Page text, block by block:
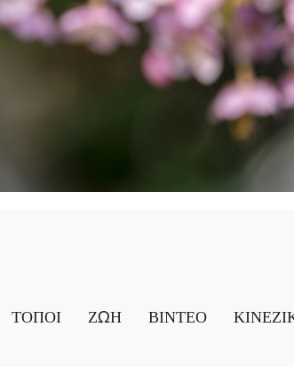
ΤΟΠΟΙ ΖΩΗ ΒΙΝΤΕΟ